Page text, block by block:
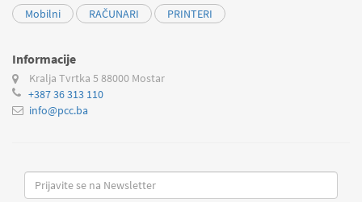
Mobilni
RAČUNARI PRINTERI
Informacije
Kralja Tvrtka 5 88000 Mostar
+387 36 313 110
info@pcc.ba